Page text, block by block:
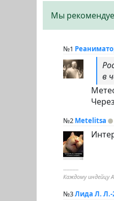
Мы
№1
в
№2 Metelitsa
----------
Каждому индейцу
№3Лида Л. Л.-